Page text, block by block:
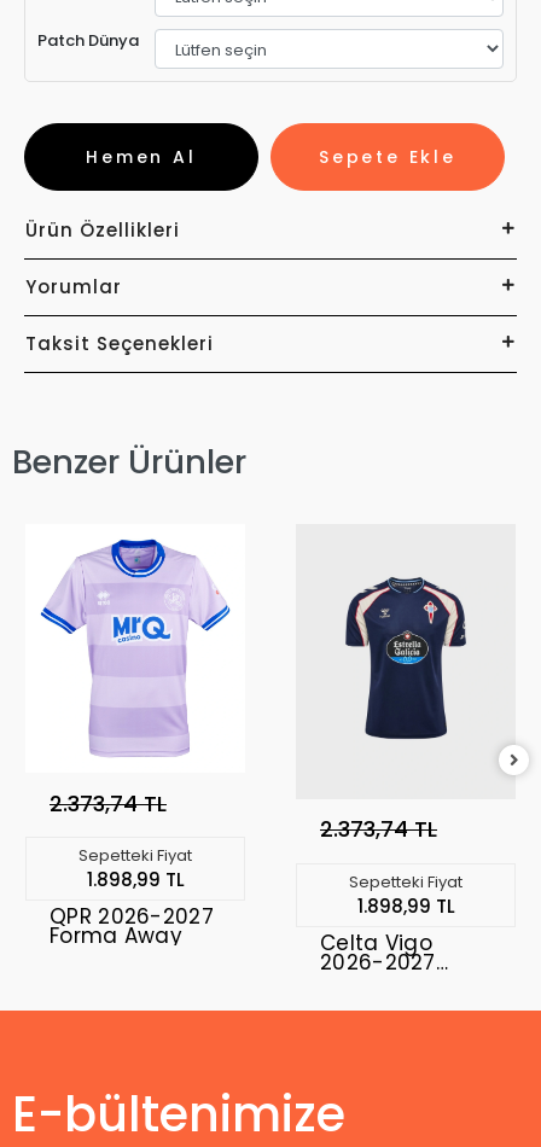
Patch Dünya
Sepete Ekle
Hemen Al
Ürün Özellikleri
Yorumlar
Taksit Seçenekleri
Benzer Ürünler
2.373,74 TL
Sepetteki Fiyat
1.898,99 TL
QPR 2026-2027
Forma Away
2.373,74 TL
Sepetteki Fiyat
1.898,99 TL
Celta Vigo
2026-2027
E-bültenimize